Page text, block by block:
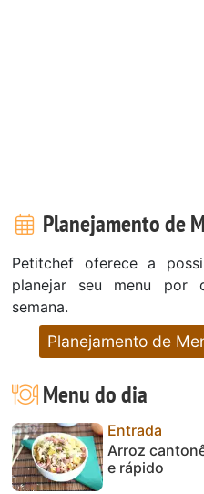
Planejamento de
Petitchef oferece a
planejar seu menu por
semana.
Planejamento de
Menu do dia
Entrada
Arroz
e rápido